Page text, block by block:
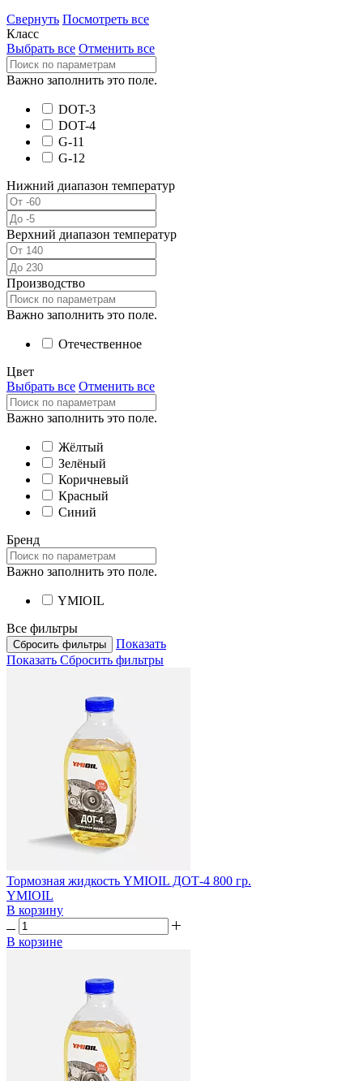
Свернуть Посмотреть все
Класс
Выбрать все Отменить все
Важно заполнить это поле.
DOT-3
DOT-4
G-11
G-12
Нижний диапазон температур
Верхний диапазон температур
Производство
Важно заполнить это поле.
Отечественное
Цвет
Выбрать все Отменить все
Важно заполнить это поле.
Жёлтый
Зелёный
Коричневый
Красный
Синий
Бренд
Важно заполнить это поле.
YMIOIL
Все фильтры
Сбросить фильтры
Показать
Показать Сбросить фильтры
Тормозная жидкость YMIOIL ДОТ-4 800 гр.
YMIOIL
В корзину
В корзине